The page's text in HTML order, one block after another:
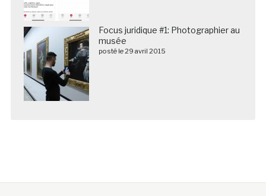
Focus juridique #1: Photographier au
musée
posté le 29 avril 2015